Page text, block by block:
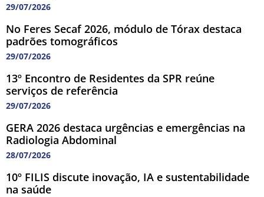
29/07/2026
No Feres Secaf 2026, módulo de Tórax destaca
padrões tomográficos
29/07/2026
13º Encontro de Residentes da SPR reúne
serviços de referência
29/07/2026
GERA 2026 destaca urgências e emergências na
Radiologia Abdominal
28/07/2026
10º FILIS discute inovação, IA e sustentabilidade
na saúde